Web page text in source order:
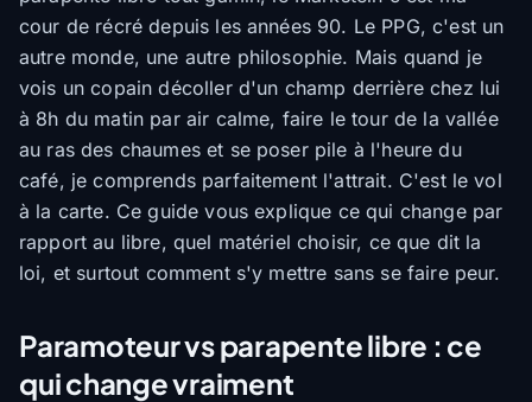
cour de récré depuis les années 90. Le PPG, c'est un
autre monde, une autre philosophie. Mais quand je
vois un copain décoller d'un champ derrière chez lui
à 8h du matin par air calme, faire le tour de la vallée
au ras des chaumes et se poser pile à l'heure du
café, je comprends parfaitement l'attrait. C'est le vol
à la carte. Ce guide vous explique ce qui change par
rapport au libre, quel matériel choisir, ce que dit la
loi, et surtout comment s'y mettre sans se faire peur.
Paramoteur vs parapente libre : ce
qui change vraiment